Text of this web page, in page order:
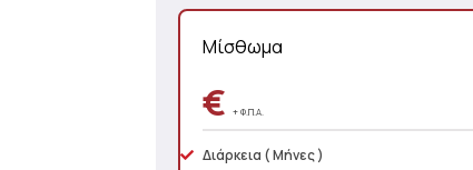
Μίσθωμα
€+ Φ.Π.Α.
Διάρκεια ( Μήνες )